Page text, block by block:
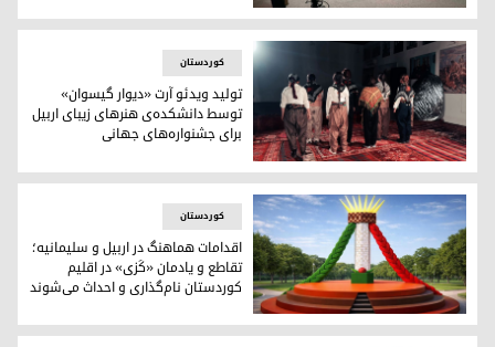
تولید فیلم کوتاه «گیسو» در اربیل
تولید ویدئو آرت «دیوار گیسوان» توسط دانشکده‌ی هنرهای
کوردستان
تولید ویدئو آرت «دیوار گیسوان»
توسط دانشکده‌ی هنرهای زیبای اربیل
برای جشنواره‌های جهانی
اقدامات هماهنگ در اربیل و سلیمانیه؛ تقاطع و یادمان
کوردستان
اقدامات هماهنگ در اربیل و سلیمانیه؛
تقاطع و یادمان «کَزی» در اقلیم
کوردستان نام‌گذاری و احداث می‌شوند